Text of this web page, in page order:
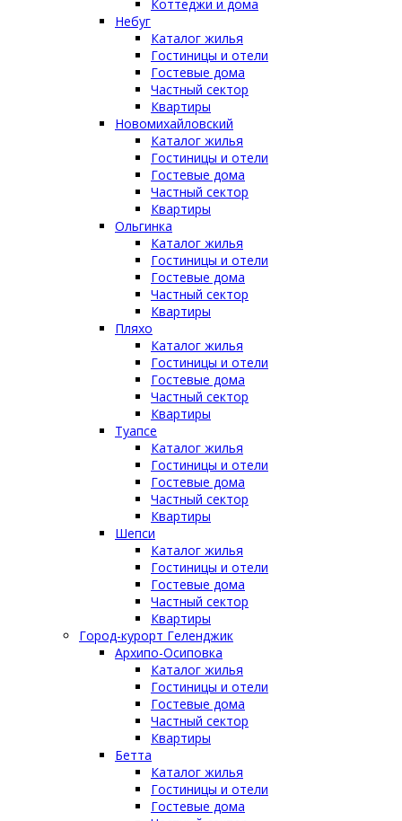
Коттеджи и дома
Небуг
Каталог жилья
Гостиницы и отели
Гостевые дома
Частный сектор
Квартиры
Новомихайловский
Каталог жилья
Гостиницы и отели
Гостевые дома
Частный сектор
Квартиры
Ольгинка
Каталог жилья
Гостиницы и отели
Гостевые дома
Частный сектор
Квартиры
Пляхо
Каталог жилья
Гостиницы и отели
Гостевые дома
Частный сектор
Квартиры
Туапсе
Каталог жилья
Гостиницы и отели
Гостевые дома
Частный сектор
Квартиры
Шепси
Каталог жилья
Гостиницы и отели
Гостевые дома
Частный сектор
Квартиры
Город-курорт Геленджик
Архипо-Осиповка
Каталог жилья
Гостиницы и отели
Гостевые дома
Частный сектор
Квартиры
Бетта
Каталог жилья
Гостиницы и отели
Гостевые дома